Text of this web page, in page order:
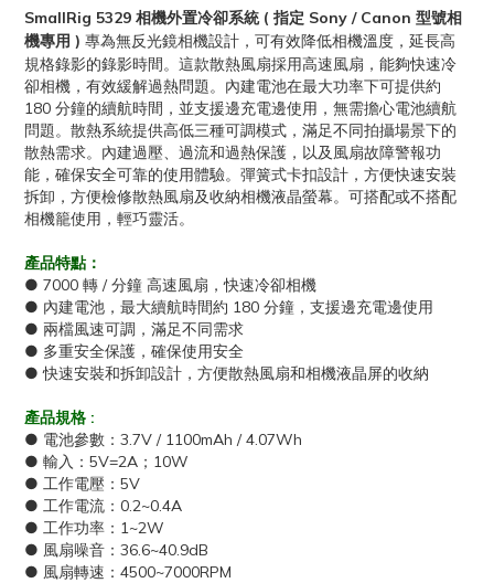
SmallRig 5329 相機外置冷卻系統 ( 指定 Sony / Canon 型號相
機專用 ) 專為無反光鏡相機設計，可有效降低相機溫度，延長高
規格錄影的錄影時間。這款散熱風扇採用高速風扇，能夠快速冷
卻相機，有效緩解過熱問題。內建電池在最大功率下可提供約
180 分鐘的續航時間，並支援邊充電邊使用，無需擔心電池續航
問題。散熱系統提供高低三種可調模式，滿足不同拍攝場景下的
散熱需求。內建過壓、過流和過熱保護，以及風扇故障警報功
能，確保安全可靠的使用體驗。彈簧式卡扣設計，方便快速安裝
拆卸，方便檢修散熱風扇及收納相機液晶螢幕。可搭配或不搭配
相機籠使用，輕巧靈活。
產品特點：
● 7000 轉 / 分鐘 高速風扇，快速冷卻相機
● 內建電池，最大續航時間約 180 分鐘，支援邊充電邊使用
● 兩檔風速可調，滿足不同需求
● 多重安全保護，確保使用安全
● 快速安裝和拆卸設計，方便散熱風扇和相機液晶屏的收納
產品規格 :
● 電池參數：3.7V / 1100mAh / 4.07Wh
● 輸入：5V=2A；10W
● 工作電壓：5V
● 工作電流：0.2~0.4A
● 工作功率：1~2W
● 風扇噪音：36.6~40.9dB
● 風扇轉速：4500~7000RPM